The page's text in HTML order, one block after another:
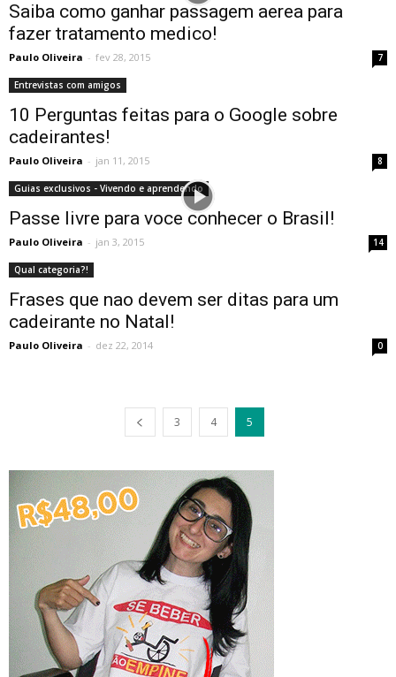
Saiba como ganhar passagem aerea para
fazer tratamento medico!
Paulo Oliveira - fev 28, 2015 7
Entrevistas com amigos
10 Perguntas feitas para o Google sobre
cadeirantes!
Paulo Oliveira - jan 11, 2015 8
Guias exclusivos - Vivendo e aprendendo
Passe livre para voce conhecer o Brasil!
Paulo Oliveira - jan 3, 2015 14
Qual categoria?!
Frases que nao devem ser ditas para um
cadeirante no Natal!
Paulo Oliveira - dez 22, 2014 0
3 4 5